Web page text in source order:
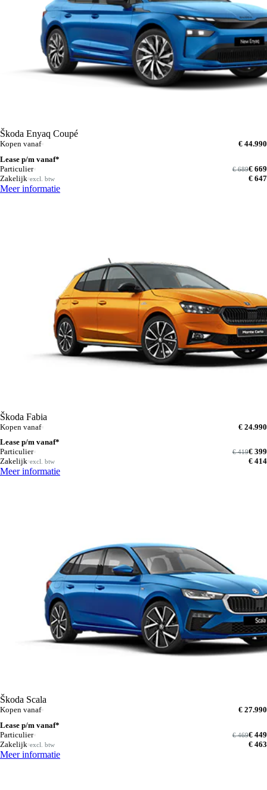
Škoda Enyaq Coupé
Kopen vanaf
€ 44.990
Lease p/m vanaf*
Particulier
€ 669
€ 689
Zakelijk excl. btw € 647
Meer informatie
Škoda Fabia
Kopen vanaf
€ 24.990
Lease p/m vanaf*
Particulier
€ 399
€ 419
Zakelijk excl. btw € 414
Meer informatie
Škoda Scala
Kopen vanaf
€ 27.990
Lease p/m vanaf*
Particulier
€ 449
€ 469
Zakelijk excl. btw € 463
Meer informatie